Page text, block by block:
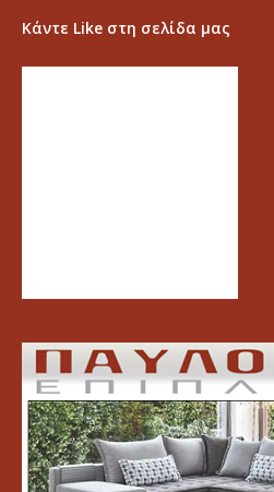
Κάντε Like στη σελίδα μας